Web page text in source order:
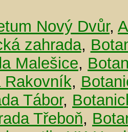
Nový Dvůr,
zahrada,
Malešice,
Rakovník,
Tábor,
Třeboň,